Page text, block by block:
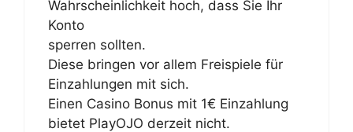
Wahrscheinlichkeit hoch, dass Sie Ihr
Konto
sperren sollten.
Diese bringen vor allem Freispiele für
Einzahlungen mit sich.
Einen Casino Bonus mit 1€ Einzahlung
bietet PlayOJO derzeit nicht.